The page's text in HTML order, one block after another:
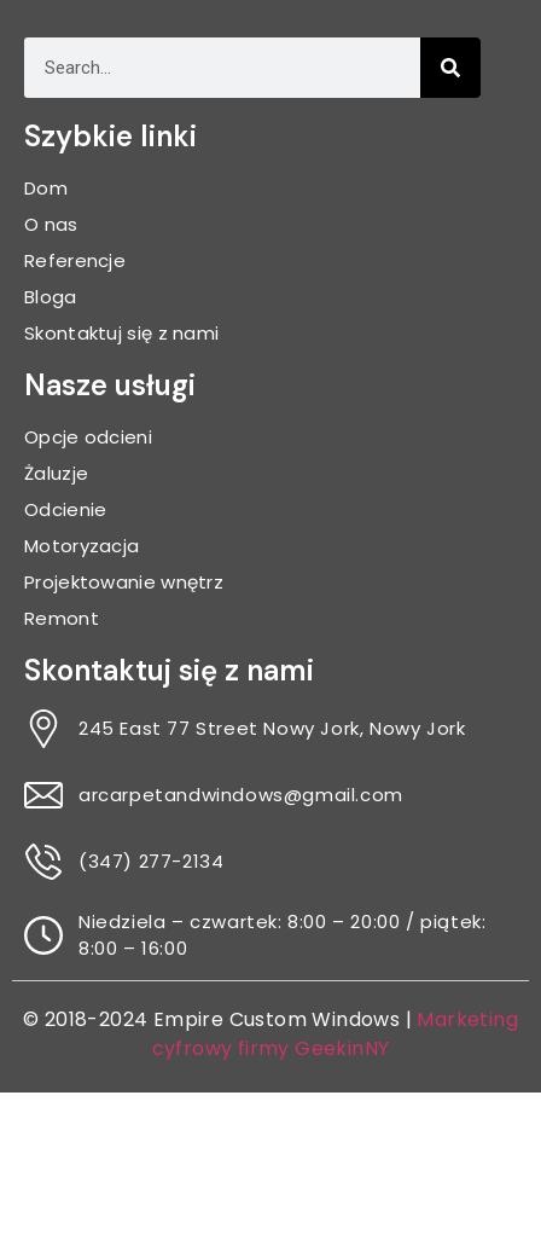
Szybkie linki
Dom
O nas
Referencje
Bloga
Skontaktuj się z nami
Nasze usługi
Opcje odcieni
Żaluzje
Odcienie
Motoryzacja
Projektowanie wnętrz
Remont
Skontaktuj się z nami
245 East 77 Street Nowy Jork, Nowy Jork
arcarpetandwindows@gmail.com
(347) 277-2134
Niedziela – czwartek: 8:00 – 20:00 / piątek:
8:00 – 16:00
© 2018-2024 Empire Custom Windows | Marketing
cyfrowy firmy GeekinNY